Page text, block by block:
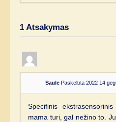
1 Atsakymas
Saule Paskelbta 2022 14
Specifinis
mama turi, gal nežino to.